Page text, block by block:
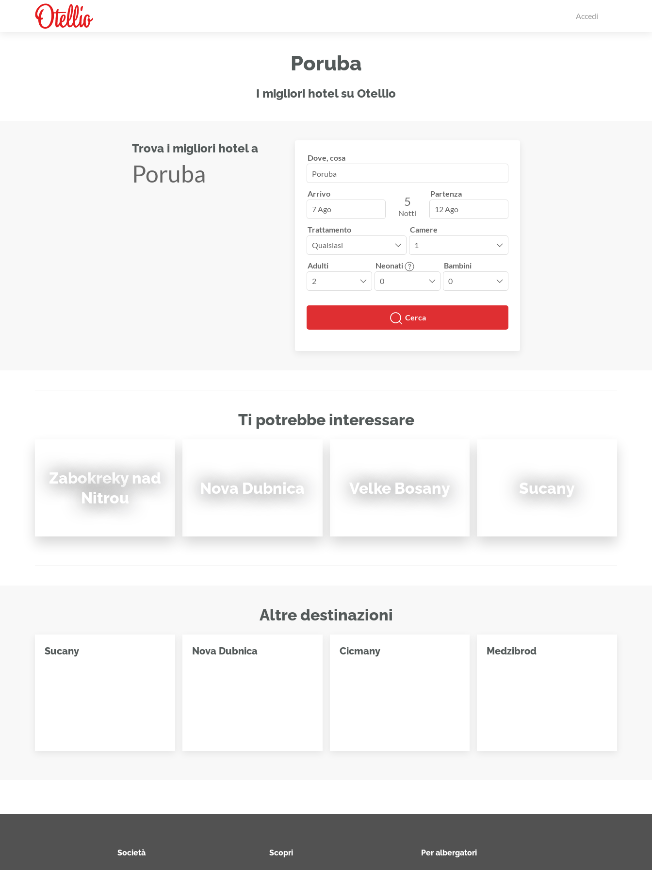
Accedi
Poruba
I migliori hotel su Otellio
Trova i migliori hotel a
Poruba
Dove, cosa
Arrivo
7 Ago
5
Notti
Partenza
12 Ago
Trattamento Camere
Adulti Neonati Bambini
Cerca
Ti potrebbe interessare
Zabokreky nad
Nitrou
Nova Dubnica Velke Bosany Sucany
Altre destinazioni
Sucany Nova Dubnica Cicmany Medzibrod
Società Scopri Per albergatori